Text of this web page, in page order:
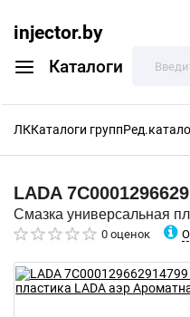
injector.by
Каталоги
ЛККаталоги групп
LADA
Смазка универсальная
0 оценок